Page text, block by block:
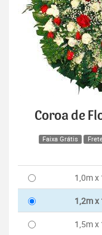
Coroa de
Faixa Grátis
1,0m x
1,2m x
1,5m x